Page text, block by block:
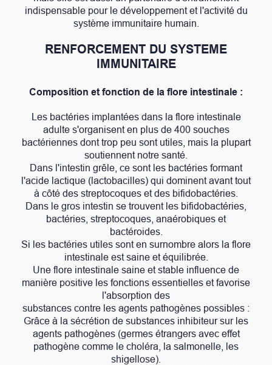
indispensable pour le développement et l'activité du
système immunitaire humain.
RENFORCEMENT DU SYSTEME
IMMUNITAIRE
Composition et fonction de la flore intestinale :
Les bactéries implantées dans la flore intestinale
adulte s'organisent en plus de 400 souches
bactériennes dont trop peu sont utiles, mais la plupart
soutiennent notre santé.
Dans l'intestin grêle, ce sont les bactéries formant
l'acide lactique (lactobacilles) qui dominent avant tout
à côté des streptocoques et des bifidobactéries.
Dans le gros intestin se trouvent les bifidobactéries,
bactéries, streptocoques, anaérobiques et
bactéroides.
Si les bactéries utiles sont en surnombre alors la flore
intestinale est saine et équilibrée.
Une flore intestinale saine et stable influence de
manière positive les fonctions essentielles et favorise
l'absorption des
substances contre les agents pathogènes possibles :
Grâce à la sécrétion de substances inhibiteur sur les
agents pathogènes (germes étrangers avec effet
pathogène comme le choléra, la salmonelle, les
shigellose).